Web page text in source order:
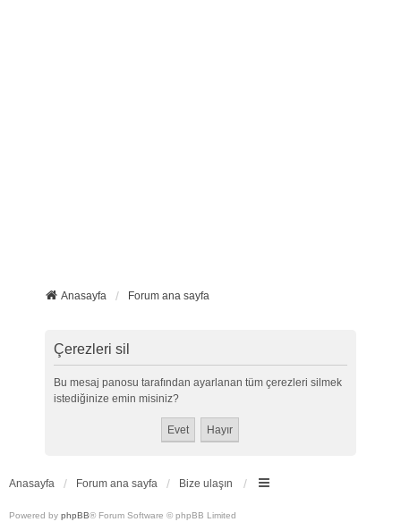
Anasayfa Forum ana sayfa
Çerezleri sil
Bu mesaj panosu tarafından ayarlanan tüm çerezleri silmek
istediğinize emin misiniz?
Anasayfa Forum ana sayfa Bize ulaşın
Powered by phpBB® Forum Software © phpBB Limited